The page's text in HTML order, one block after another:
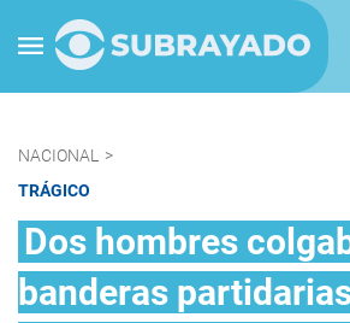
NACIONAL
>
TRÁGICO
Dos hombres
banderas